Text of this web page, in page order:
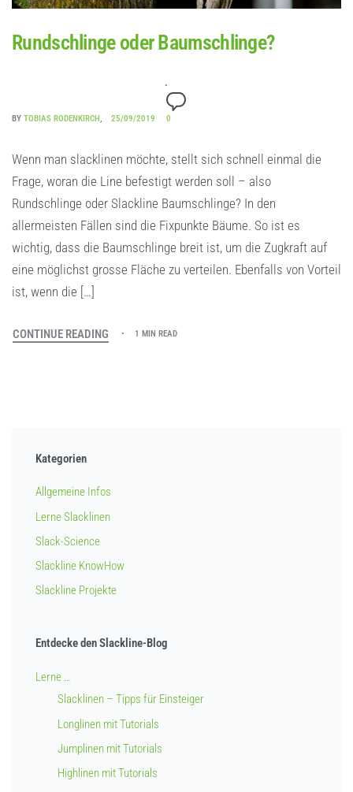
Rundschlinge oder Baumschlinge?
BY TOBIAS RODENKIRCH 25/09/2019 0
Wenn man slacklinen möchte, stellt sich schnell einmal die
Frage, woran die Line befestigt werden soll – also
Rundschlinge oder Slackline Baumschlinge? In den
allermeisten Fällen sind die Fixpunkte Bäume. So ist es
wichtig, dass die Baumschlinge breit ist, um die Zugkraft auf
eine möglichst grosse Fläche zu verteilen. Ebenfalls von Vorteil
ist, wenn die […]
CONTINUE READING 1 MIN READ
Kategorien
Allgemeine Infos
Lerne Slacklinen
Slack-Science
Slackline KnowHow
Slackline Projekte
Entdecke den Slackline-Blog
Lerne …
Slacklinen – Tipps für Einsteiger
Longlinen mit Tutorials
Jumplinen mit Tutorials
Highlinen mit Tutorials